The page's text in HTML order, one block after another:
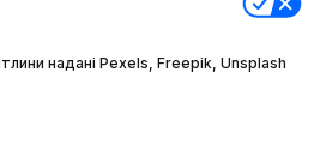
надані Pexels, Freepik, Unsplash